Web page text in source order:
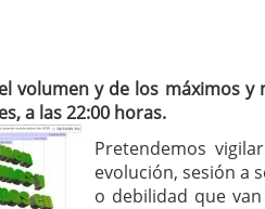
Comprar y vender divisas con
SONDEO DIARIO IBEX35.
anuales. Se constata
mayo 28, 2013
Catalejo sobre IBEX35.
y a?n tienen recorrido adicional
volumen y de los máximos
a las 22:00 horas.
Pretendemos
evolución, sesión a
o debilidad que